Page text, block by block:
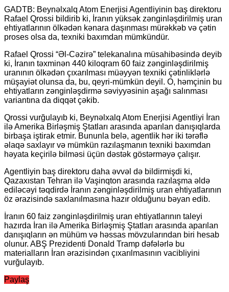
GADTB: Beynəlxalq Atom Enerjisi Agentliyinin baş direktoru
Rafael Qrossi bildirib ki, İranın yüksək zənginləşdirilmiş uran
ehtiyatlarının ölkədən kənara daşınması mürəkkəb və çətin
proses olsa da, texniki baxımdan mümkündür.
Rafael Qrossi “Əl-Cəzirə” telekanalına müsahibəsində deyib
ki, İranın təxminən 440 kiloqram 60 faiz zənginləşdirilmiş
uranının ölkədən çıxarılması müəyyən texniki çətinliklərlə
müşayiət olunsa da, bu, qeyri-mümkün deyil. O, həmçinin bu
ehtiyatların zənginləşdirmə səviyyəsinin aşağı salınması
variantına da diqqət çəkib.
Qrossi vurğulayıb ki, Beynəlxalq Atom Enerjisi Agentliyi İran
ilə Amerika Birləşmiş Ştatları arasında aparılan danışıqlarda
birbaşa iştirak etmir. Bununla belə, agentlik hər iki tərəflə
əlaqə saxlayır və mümkün razılaşmanın texniki baxımdan
həyata keçirilə bilməsi üçün dəstək göstərməyə çalışır.
Agentliyin baş direktoru daha əvvəl də bildirmişdi ki,
Qazaxıstan Tehran ilə Vaşinqton arasında razılaşma əldə
ediləcəyi təqdirdə İranın zənginləşdirilmiş uran ehtiyatlarının
öz ərazisində saxlanılmasına hazır olduğunu bəyan edib.
İranın 60 faiz zənginləşdirilmiş uran ehtiyatlarının taleyi
hazırda İran ilə Amerika Birləşmiş Ştatları arasında aparılan
danışıqların ən mühüm və həssas mövzularından biri hesab
olunur. ABŞ Prezidenti Donald Tramp dəfələrlə bu
materialların İran ərazisindən çıxarılmasının vacibliyini
vurğulayıb.
Paylaş